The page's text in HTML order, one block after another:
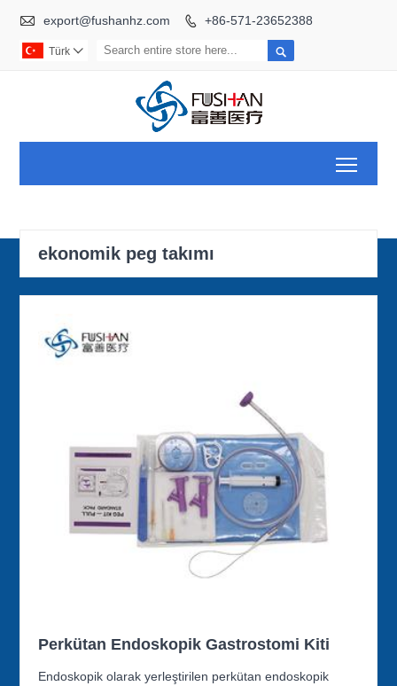
 export@fushanhz.com  +86-571-23652388

Türk 
ekonomik peg takımı
Perkütan Endoskopik Gastrostomi Kiti
Endoskopik olarak yerleştirilen perkütan endoskopik